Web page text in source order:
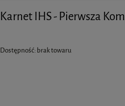
Karnet IHS - Pierwsza
Dostępność: brak towaru